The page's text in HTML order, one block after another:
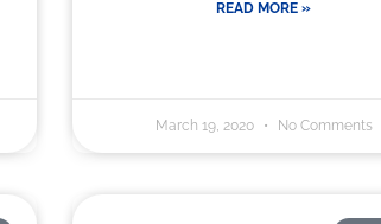
READ MORE »
March 19, 2020 No Comments